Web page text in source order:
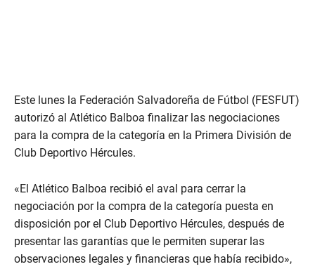
Este lunes la Federación Salvadoreña de Fútbol (FESFUT)
autorizó al Atlético Balboa finalizar las negociaciones
para la compra de la categoría en la Primera División de
Club Deportivo Hércules.
«El Atlético Balboa recibió el aval para cerrar la
negociación por la compra de la categoría puesta en
disposición por el Club Deportivo Hércules, después de
presentar las garantías que le permiten superar las
observaciones legales y financieras que había recibido»,